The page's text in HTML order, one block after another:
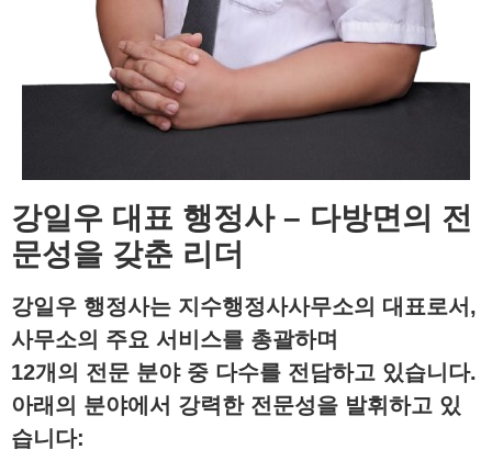
강일우 대표 행정사 – 다방면의 전
문성을 갖춘 리더
강일우 행정사는 지수행정사사무소의 대표로서,
사무소의 주요 서비스를 총괄하며
12개의 전문 분야 중 다수를 전담하고 있습니다.
아래의 분야에서 강력한 전문성을 발휘하고 있
습니다: